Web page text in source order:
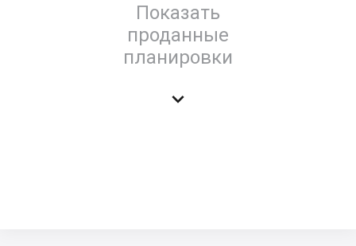
Показать
проданные
планировки
